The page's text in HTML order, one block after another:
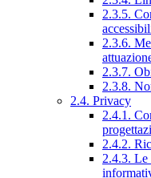
2.3.5.
2.3.6.
2.3.7.
2.3.8.
2.4. Privacy
2.4.1.
2.4.2.
2.4.3. Le